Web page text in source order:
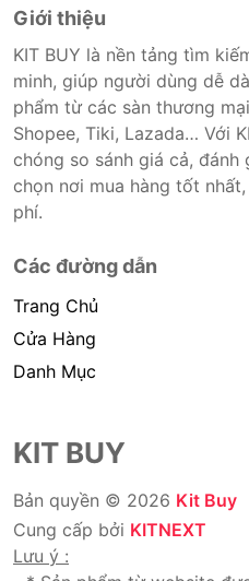
Giới thiệu
KIT BUY là nền tảng tìm
minh, giúp người dùng dễ
phẩm từ các sàn thương
Shopee, Tiki, Lazada… Với
chóng so sánh giá cả,
chọn nơi mua hàng tốt
phí.
Các đường dẫn
Trang Chủ
Cửa Hàng
Danh Mục
KIT BUY
Bản quyền © 2026 Kit Buy
Cung cấp bởi KITNEXT
Lưu ý :